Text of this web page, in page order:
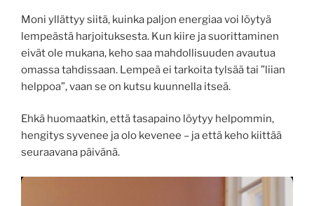
Moni yllättyy siitä, kuinka paljon energiaa voi löytyä
lempeästä harjoituksesta. Kun kiire ja suorittaminen
eivät ole mukana, keho saa mahdollisuuden avautua
omassa tahdissaan. Lempeä ei tarkoita tylsää tai ”liian
helppoa”, vaan se on kutsu kuunnella itseä.
Ehkä huomaatkin, että tasapaino löytyy helpommin,
hengitys syvenee ja olo kevenee – ja että keho kiittää
seuraavana päivänä.